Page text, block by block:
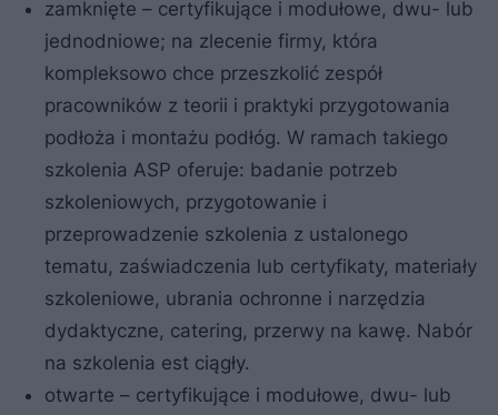
zamknięte – certyfikujące i modułowe, dwu- lub
jednodniowe; na zlecenie firmy, która
kompleksowo chce przeszkolić zespół
pracowników z teorii i praktyki przygotowania
podłoża i montażu podłóg. W ramach takiego
szkolenia ASP oferuje: badanie potrzeb
szkoleniowych, przygotowanie i
przeprowadzenie szkolenia z ustalonego
tematu, zaświadczenia lub certyfikaty, materiały
szkoleniowe, ubrania ochronne i narzędzia
dydaktyczne, catering, przerwy na kawę. Nabór
na szkolenia est ciągły.
otwarte – certyfikujące i modułowe, dwu- lub